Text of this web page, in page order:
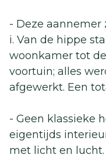
- Deze aannemer
i. Van de hippe
woonkamer tot
voortuin; alles
afgewerkt. Een
- Geen klassieke
eigentijds
met licht en lucht.